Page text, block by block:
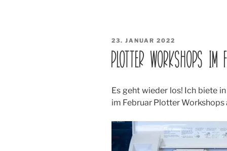
VERÖFFENTLICHT
23. JANUAR 2022
PLOTTER WORKSHOPS
Es geht wieder los! Ich biete
im Februar Plotter Workshops